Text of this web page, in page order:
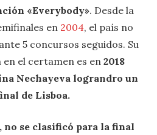
«Everybody». Desde la
en 2004, el país no
5 concursos seguidos. Su
el certamen es en 2018
Nechayeva lograndro un
de Lisboa.
no se clasificó para la final